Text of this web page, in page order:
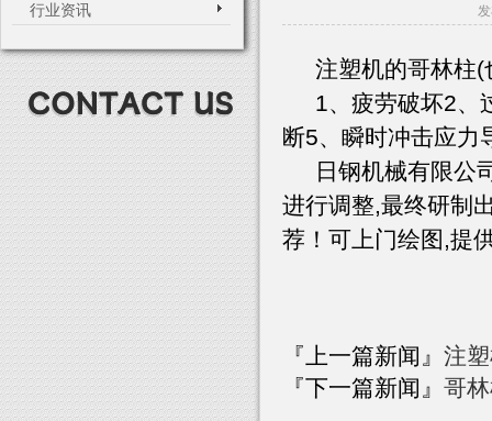
行业资讯
注塑机的哥林柱(
1、疲劳破坏2、
断5、瞬时冲击应力
日钢机械有限公
进行调整,最终研制
荐！可上门绘图,提
『上一篇新闻』 注
『下一篇新闻』 哥